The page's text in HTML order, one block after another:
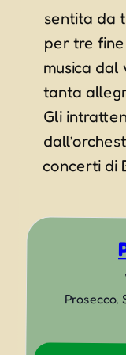
tanta
Gli
concerti di
Prosecco,